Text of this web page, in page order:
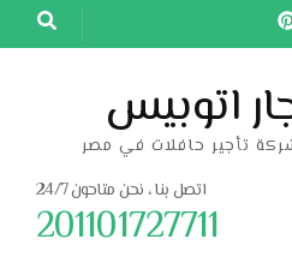
اتوبيس
تأجير حافلات في مصر
اتصل بنا ، نحن متاحون 24/7
201101727711